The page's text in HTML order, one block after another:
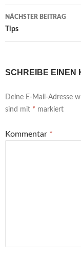
NÄCHSTER BEITRAG
Tips
SCHREIBE EINEN
Deine E-Mail-Adresse
sind mit * markiert
Kommentar *